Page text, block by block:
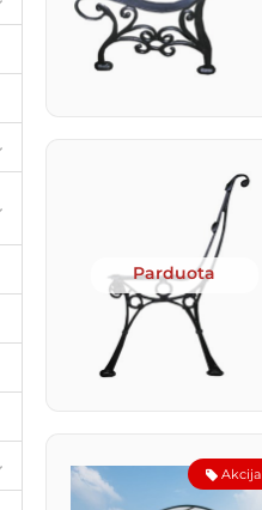
Parduota
Akcija